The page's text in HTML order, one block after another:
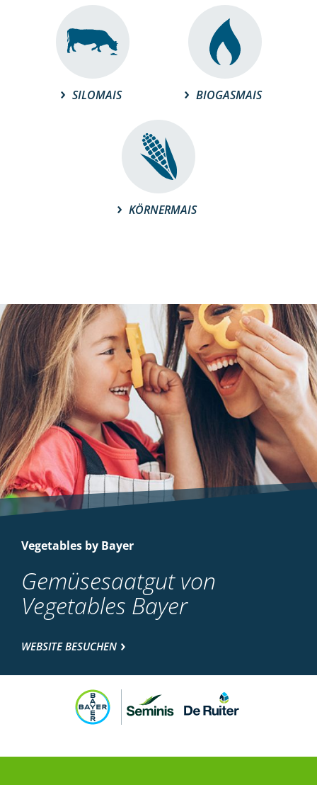
SILOMAIS BIOGASMAIS
KÖRNERMAIS
Vegetables by Bayer
Gemüsesaatgut von
Vegetables Bayer
WEBSITE BESUCHEN